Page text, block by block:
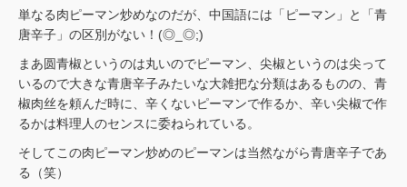
単なる肉ピーマン炒めなのだが、中国語には「ピーマン」と「青
唐辛子」の区別がない！(◎_◎;)
まあ圆青椒というのは丸いのでピーマン、尖椒というのは尖って
いるので大きな青唐辛子みたいな大雑把な分類はあるものの、青
椒肉丝を頼んだ時に、辛くないピーマンで作るか、辛い尖椒で作
るかは料理人のセンスに委ねられている。
そしてこの肉ピーマン炒めのピーマンは当然ながら青唐辛子であ
る（笑）